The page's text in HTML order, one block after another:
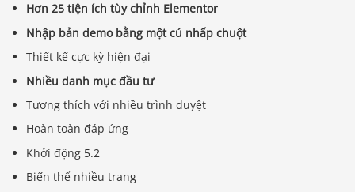
Hơn 25 tiện ích tùy chỉnh Elementor
Nhập bản demo bằng một cú nhấp chuột
Thiết kế cực kỳ hiện đại
Nhiều danh mục đầu tư
Tương thích với nhiều trình duyệt
Hoàn toàn đáp ứng
Khởi động 5.2
Biến thể nhiều trang